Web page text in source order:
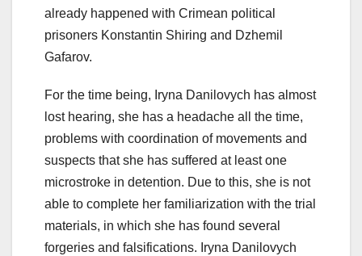
already happened with Crimean political
prisoners Konstantin Shiring and Dzhemil
Gafarov.
For the time being, Iryna Danilovych has almost
lost hearing, she has a headache all the time,
problems with coordination of movements and
suspects that she has suffered at least one
microstroke in detention. Due to this, she is not
able to complete her familiarization with the trial
materials, in which she has found several
forgeries and falsifications. Iryna Danilovych